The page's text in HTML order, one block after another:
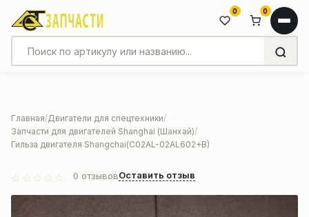
0 0
Главная Двигатели для спецтехники
Запчасти для двигателей Shanghai (Шанхай)
Гильза двигателя Shangchai(C02AL-02AL602+B)
0 отзывовОставить отзыв